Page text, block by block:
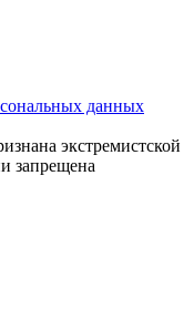
данных
экстремистской
запрещена